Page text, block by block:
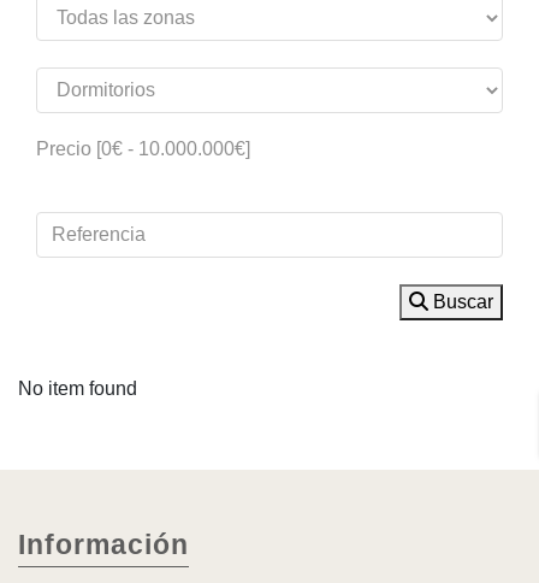
Precio [0€ - 10.000.000€]
Buscar
No item found
Información